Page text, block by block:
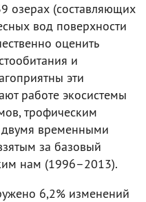
озерах (составляющих
вод поверхности
оценить
и
эти
работе экосистемы
трофическим
временными
за базовый
нам (1996–2013).
6,2% изменений